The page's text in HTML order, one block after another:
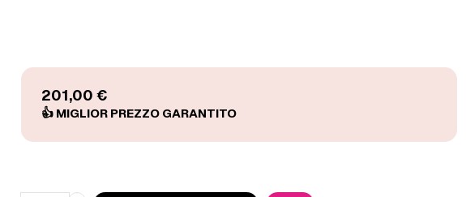
201,00 €